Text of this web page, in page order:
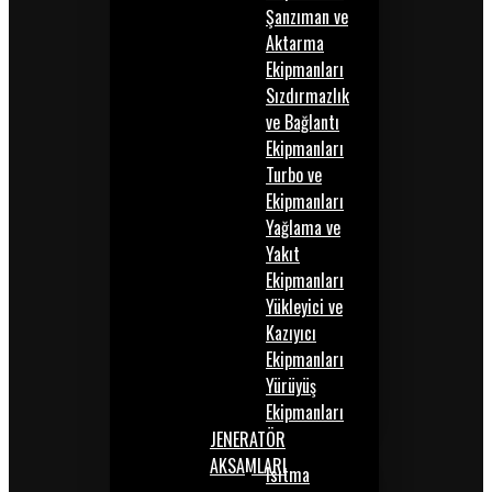
Şanzıman ve
Aktarma
Ekipmanları
Sızdırmazlık
ve Bağlantı
Ekipmanları
Turbo ve
Ekipmanları
Yağlama ve
Yakıt
Ekipmanları
Yükleyici ve
Kazıyıcı
Ekipmanları
Yürüyüş
Ekipmanları
JENERATÖR
AKSAMLARIIsıtma